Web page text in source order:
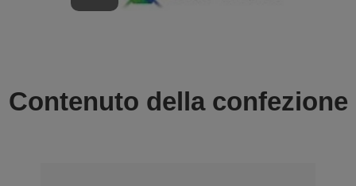
Contenuto della confezione